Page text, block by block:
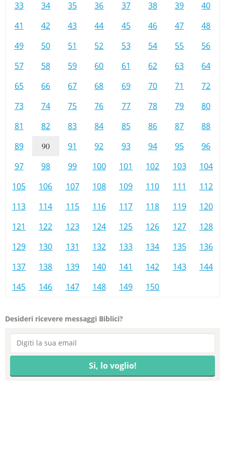
33
34 35 36 37 38 39
40
41
42 43 44 45 46 47
48
49
50 51 52 53 54 55
56
57
58 59 60 61 62 63
64
65
66 67 68 69 70 71
72
73
74 75 76 77 78 79
80
81
82 83 84 85 86 87
88
89
90 91 92 93 94 95
96
97
98 99 100 101 102 103
104
105
106 107 108 109 110 111
112
113
114 115 116 117 118 119
120
121
122 123 124 125 126 127
128
129
130 131 132 133 134 135
136
137
138 139 140 141 142 143
144
145
146 147 148 149 150
Desideri ricevere messaggi Biblici?